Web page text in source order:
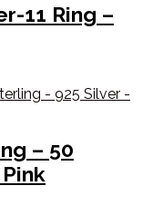
11 Ring –
– 50